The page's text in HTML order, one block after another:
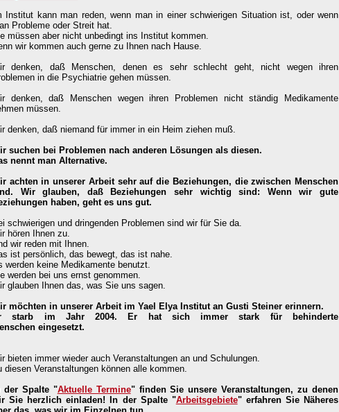
Institut kann man reden, wenn man in einer schwierigen Situation ist, oder wenn
Probleme oder Streit hat.
müssen aber nicht unbedingt ins Institut kommen.
wir kommen auch gerne zu Ihnen nach Hause.
denken, daß Menschen, denen es sehr schlecht geht, nicht wegen ihren
in die Psychiatrie gehen müssen.
denken, daß Menschen wegen ihren Problemen nicht ständig Medikamente
müssen.
denken, daß niemand für immer in ein Heim ziehen muß.
suchen bei Problemen nach anderen Lösungen als diesen.
nennt man Alternative.
achten in unserer Arbeit sehr auf die Beziehungen, die zwischen Menschen
Wir glauben, daß Beziehungen sehr wichtig sind: Wenn wir gute
haben, geht es uns gut.
schwierigen und dringenden Problemen sind wir für Sie da.
hören Ihnen zu.
wir reden mit Ihnen.
ist persönlich, das bewegt, das ist nahe.
werden keine Medikamente benutzt.
werden bei uns ernst genommen.
glauben Ihnen das, was Sie uns sagen.
möchten in unserer Arbeit im Yael Elya Institut an Gusti Steiner erinnern.
starb im Jahr 2004. Er hat sich immer stark für behinderte
eingesetzt.
bieten immer wieder auch Veranstaltungen an und Schulungen.
diesen Veranstaltungen können alle kommen.
der Spalte "Aktuelle Termine" finden Sie unsere Veranstaltungen, zu denen
Sie herzlich einladen! In der Spalte "Arbeitsgebiete" erfahren Sie Näheres